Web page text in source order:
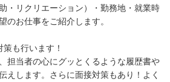
・リクリエーション）・勤務地・就業時
のお仕事をご紹介します。
も行います！
担当者の心にグッとくるような履歴書や
えします。さらに面接対策もあり！よく